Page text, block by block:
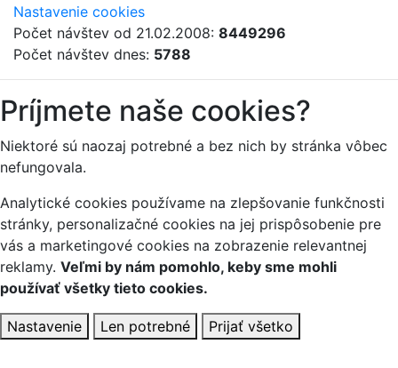
Nastavenie cookies
Počet návštev od 21.02.2008: 8449296
Počet návštev dnes: 5788
Príjmete naše cookies?
Niektoré sú naozaj potrebné a bez nich by stránka vôbec
nefungovala.
Analytické cookies používame na zlepšovanie funkčnosti
stránky, personalizačné cookies na jej prispôsobenie pre
vás a marketingové cookies na zobrazenie relevantnej
reklamy. Veľmi by nám pomohlo, keby sme mohli
používať všetky tieto cookies.
Nastavenie Len potrebné Prijať všetko